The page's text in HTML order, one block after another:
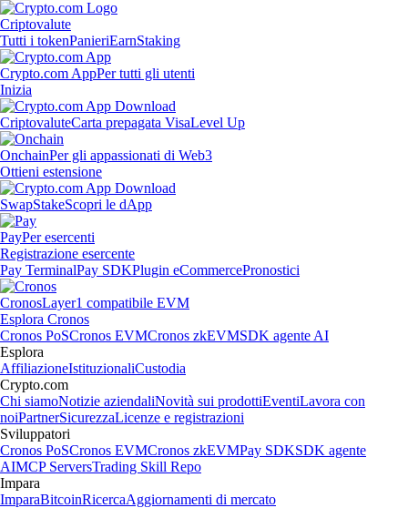
Criptovalute
Tutti i tokenPanieriEarnStaking
Crypto.com AppPer tutti gli utenti
Inizia
CriptovaluteCarta prepagata VisaLevel Up
OnchainPer gli appassionati di Web3
Ottieni estensione
SwapStakeScopri le dApp
PayPer esercenti
Registrazione esercente
Pay TerminalPay SDKPlugin eCommercePronostici
CronosLayer1 compatibile EVM
Esplora Cronos
Cronos PoSCronos EVMCronos zkEVMSDK agente AI
Esplora
AffiliazioneIstituzionaliCustodia
Crypto.com
Chi siamoNotizie aziendaliNovità sui prodottiEventiLavora con
noiPartnerSicurezzaLicenze e registrazioni
Sviluppatori
Cronos PoSCronos EVMCronos zkEVMPay SDKSDK agente
AIMCP ServersTrading Skill Repo
Impara
ImparaBitcoinRicercaAggiornamenti di mercato